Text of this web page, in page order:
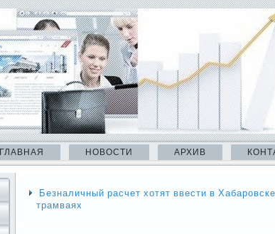
ГЛАВНАЯ НОВОСТИ АРХИВ
Безналичный расчет хотят ввести в
трамваях